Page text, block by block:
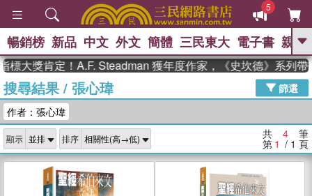
5
GO
高希均教授回憶錄
、 The Odyssey 、 父親節 、 如果歷
獎 臺灣漫遊錄 、 方念華 、 台灣的李
登輝時代
數學女孩：黎曼猜想 、
偉大的迷走神經
暢銷榜 新品 中文 外文 簡體 三民東大 電子書 親子
大獎肯定！A.F. Steadman 獲年度作家，《史坎德》系列帶
搜尋結果/ 張心瑋
篩選
作者：張心瑋
顯示 排序 共 4 筆
第 1 / 1 頁